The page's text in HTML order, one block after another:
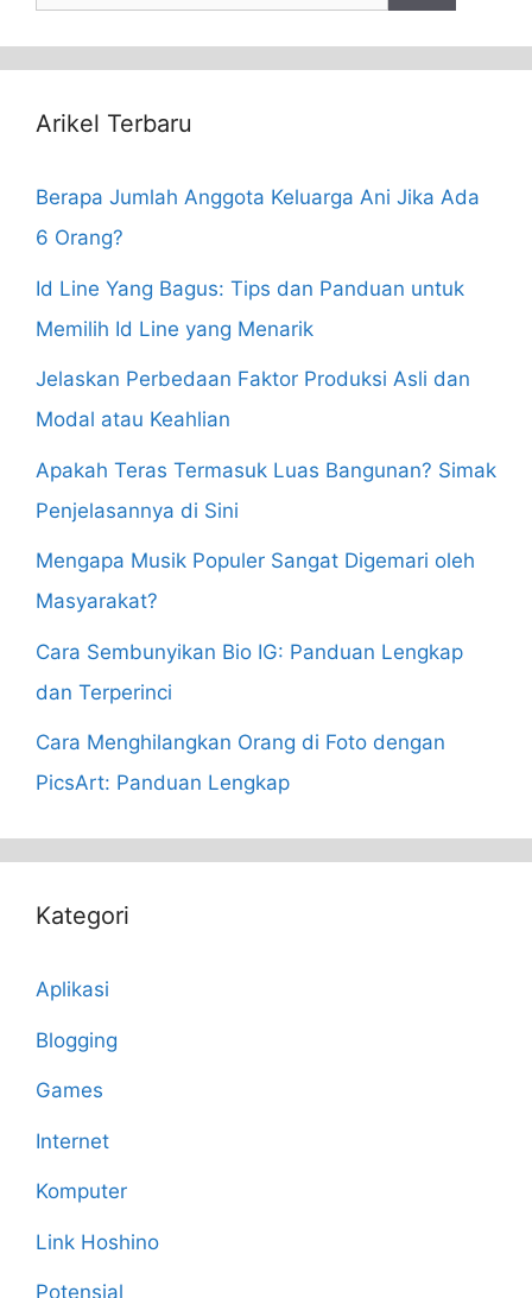
for:
Arikel Terbaru
Berapa Jumlah Anggota Keluarga Ani Jika Ada
6 Orang?
Id Line Yang Bagus: Tips dan Panduan untuk
Memilih Id Line yang Menarik
Jelaskan Perbedaan Faktor Produksi Asli dan
Modal atau Keahlian
Apakah Teras Termasuk Luas Bangunan? Simak
Penjelasannya di Sini
Mengapa Musik Populer Sangat Digemari oleh
Masyarakat?
Cara Sembunyikan Bio IG: Panduan Lengkap
dan Terperinci
Cara Menghilangkan Orang di Foto dengan
PicsArt: Panduan Lengkap
Kategori
Aplikasi
Blogging
Games
Internet
Komputer
Link Hoshino
Potensial